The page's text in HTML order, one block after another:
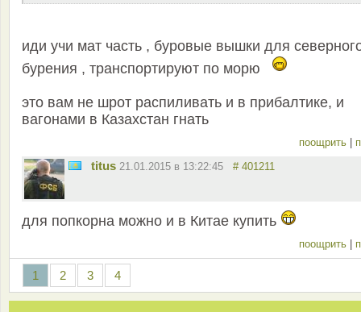
иди учи мат часть , буровые вышки для
бурения , транспортируют по морю
это вам не шрот распиливать и в прибалтике, и
вагонами в Казахстан гнать
поощрить
titus 21.01.2015 в 13:22:45 # 401211
для попкорна можно и в Китае купить
поощрить
1 2 3 4